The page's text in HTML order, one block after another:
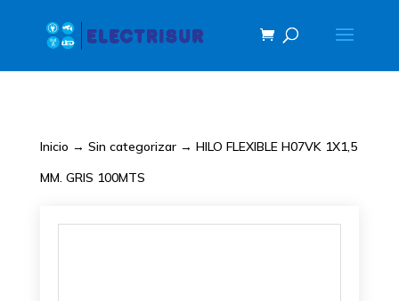
Inicio → Sin categorizar→ HILO FLEXIBLE H07VK 1X1,5
MM. GRIS 100MTS